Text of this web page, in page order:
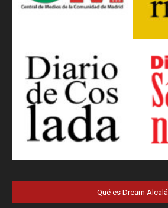
Qué es Dream Alcalá